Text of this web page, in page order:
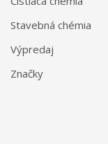
Stavebná chémia
Výpredaj
Značky